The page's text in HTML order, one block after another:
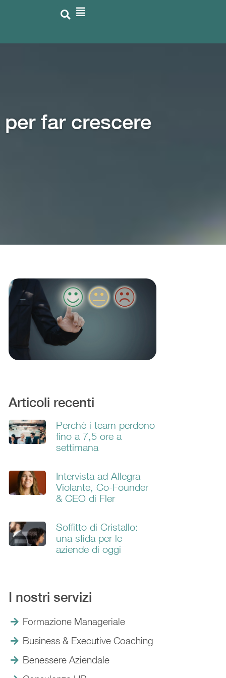
far crescere
Articoli recenti
Perché i team perdono
fino a 7,5 ore a
settimana
Intervista ad Allegra
Violante, Co-Founder
& CEO di Fler
Soffitto di Cristallo:
una sfida per le
aziende di oggi
I nostri servizi
Formazione Manageriale
Business & Executive Coaching
Benessere Aziendale